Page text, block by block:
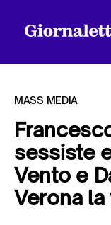
Tutti gli articoli
MASS MEDIA
sessiste
Vento e
Verona